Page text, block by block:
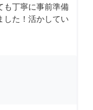
も丁寧に事前準備
した！活かしてい